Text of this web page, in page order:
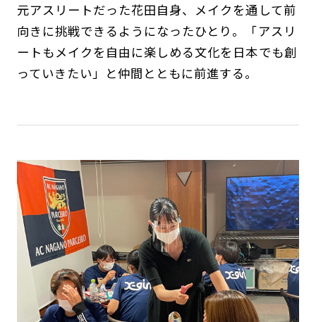
元アスリートだった花田自身、メイクを通して前
向きに挑戦できるようになったひとり。「アスリ
ートもメイクを自由に楽しめる文化を日本でも創
っていきたい」と仲間とともに前進する。